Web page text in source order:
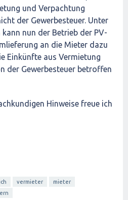
und Verpachtung
der Gewerbesteuer. Unter
nun der Betrieb der PV-
an die Mieter dazu
Einkünfte aus Vermietung
der Gewerbesteuer betroffen
Hinweise freue ich
vermieter
mieter